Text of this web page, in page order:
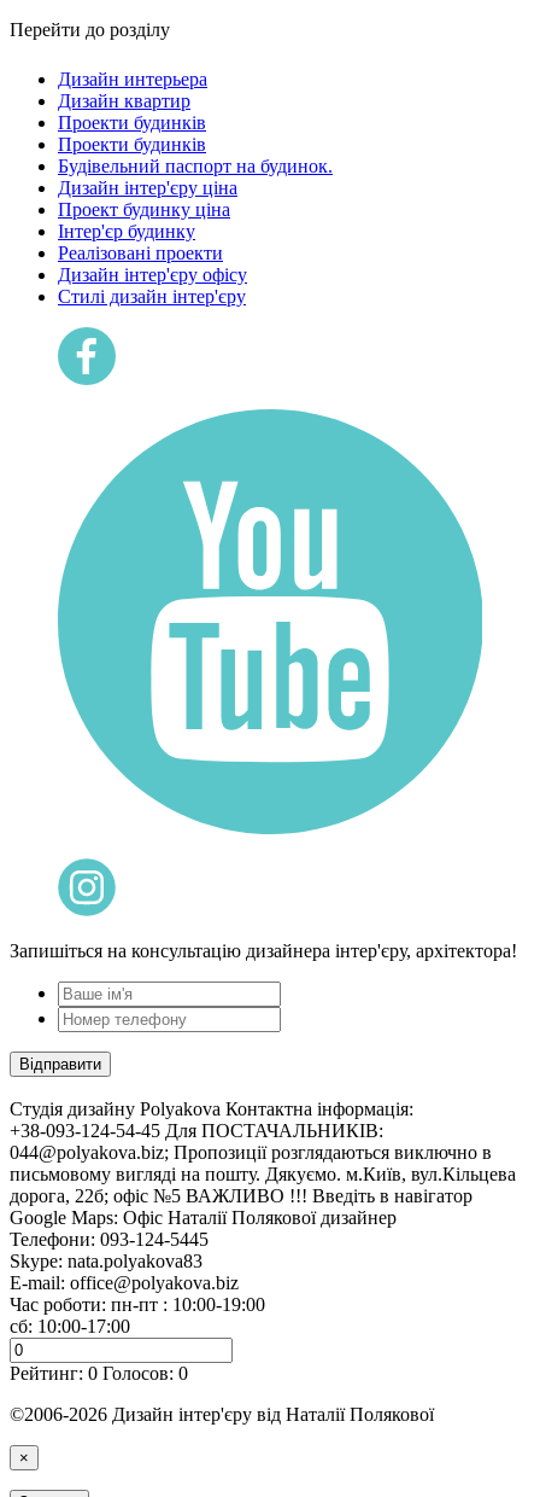
Перейти до розділу
Дизайн интерьера
Дизайн квартир
Проекти будинків
Проекти будинків
Будівельний паспорт на будинок.
Дизайн інтер'єру ціна
Проект будинку ціна
Інтер'єр будинку
Реалізовані проекти
Дизайн інтер'єру офісу
Cтилі дизайн інтер'єру
Запишіться на консультацію дизайнера інтер'єру, архітектора!
Cтудія дизайну Polyakova Контактна інформація:
+38-093-124-54-45 Для ПОСТАЧАЛЬНИКІВ:
044@polyakova.biz; Пропозиції розглядаються виключно в
письмовому вигляді на пошту. Дякуємо. м.Київ, вул.Кільцева
дорога, 22б; офіс №5 ВАЖЛИВО !!! Введіть в навігатор
Google Maps: Офіс Наталії Полякової дизайнер
Телефони: 093-124-5445
Skype: nata.polyakova83
E-mail: office@polyakova.biz
Час роботи: пн-пт : 10:00-19:00
сб: 10:00-17:00
Рейтинг: 0 Голосов: 0
©2006-2026 Дизайн інтер'єру від Наталії Полякової
×